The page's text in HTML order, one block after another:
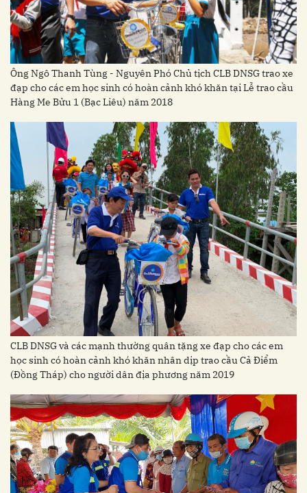
Ông Ngô Thanh Tùng - Nguyên Phó Chủ tịch CLB DNSG trao xe
đạp cho các em học sinh có hoàn cảnh khó khăn tại Lễ trao cầu
Hàng Me Bửu 1 (Bạc Liêu) năm 2018
CLB DNSG và các mạnh thường quân tặng xe đạp cho các em
học sinh có hoàn cảnh khó khăn nhân dịp trao cầu Cả Điểm
(Đồng Tháp) cho người dân địa phương năm 2019